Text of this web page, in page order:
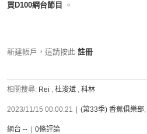
買D100網台節目
。
新建帳戶，這請按此 註冊
相關搜尋: Rei , 杜浚斌 , 科林
2023/11/15 00:00:21 (第33季) 香蕉俱樂部,
網台 -- 0條評論